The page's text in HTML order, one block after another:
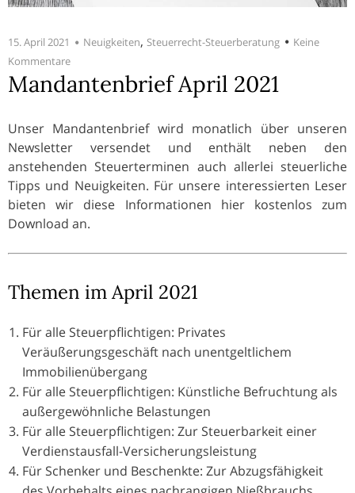
15. April 2021 Neuigkeiten, Steuerrecht-Steuerberatung
Keine
Kommentare
Mandantenbrief April 2021
Unser Mandantenbrief wird monatlich über unseren
Newsletter versendet und enthält neben den
anstehenden Steuerterminen auch allerlei steuerliche
Tipps und Neuigkeiten. Für unsere interessierten Leser
bieten wir diese Informationen hier kostenlos zum
Download an.
Themen im April 2021
Für alle Steuerpflichtigen: Privates
Veräußerungsgeschäft nach unentgeltlichem
Immobilienübergang
Für alle Steuerpflichtigen: Künstliche Befruchtung als
außergewöhnliche Belastungen
Für alle Steuerpflichtigen: Zur Steuerbarkeit einer
Verdienstausfall-Versicherungsleistung
Für Schenker und Beschenkte: Zur Abzugsfähigkeit